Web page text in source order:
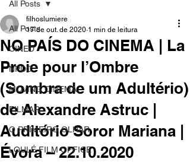
All Posts
CINED
NPDC
MOVING CINEMA
FILMAR
O PRIMEIRO OLHAR
LOULÉ FILM OFFICE
All Posts
NO PAÍS DO CINEMA | La
Proie pour l’Ombre
(Sombra de um Adultério)
de Alexandre Astruc |
Auditório Soror Mariana |
Évora – 22.10.2020
filhoslumiere
17 de out. de 2020 1 min de leitura